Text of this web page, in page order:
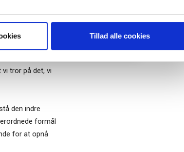
Tillad alle cookies
om, at vi går på
tror på det, vi
den indre
formål
for at opnå